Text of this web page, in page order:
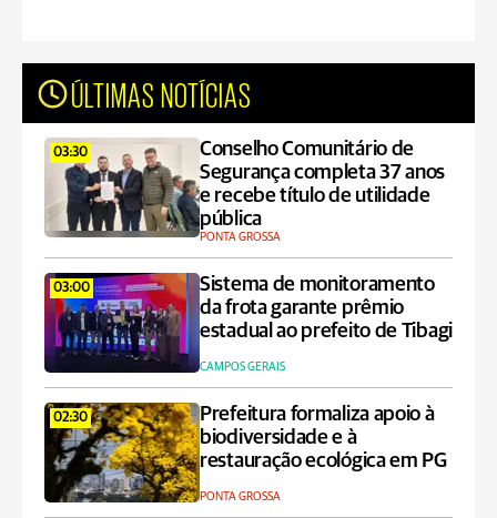
ÚLTIMAS NOTÍCIAS
03:30
Conselho Comunitário de
Segurança completa 37 anos
e recebe título de utilidade
pública
PONTA GROSSA
03:00
Sistema de monitoramento
da frota garante prêmio
estadual ao prefeito de Tibagi
CAMPOS GERAIS
02:30
Prefeitura formaliza apoio à
biodiversidade e à
restauração ecológica em PG
PONTA GROSSA